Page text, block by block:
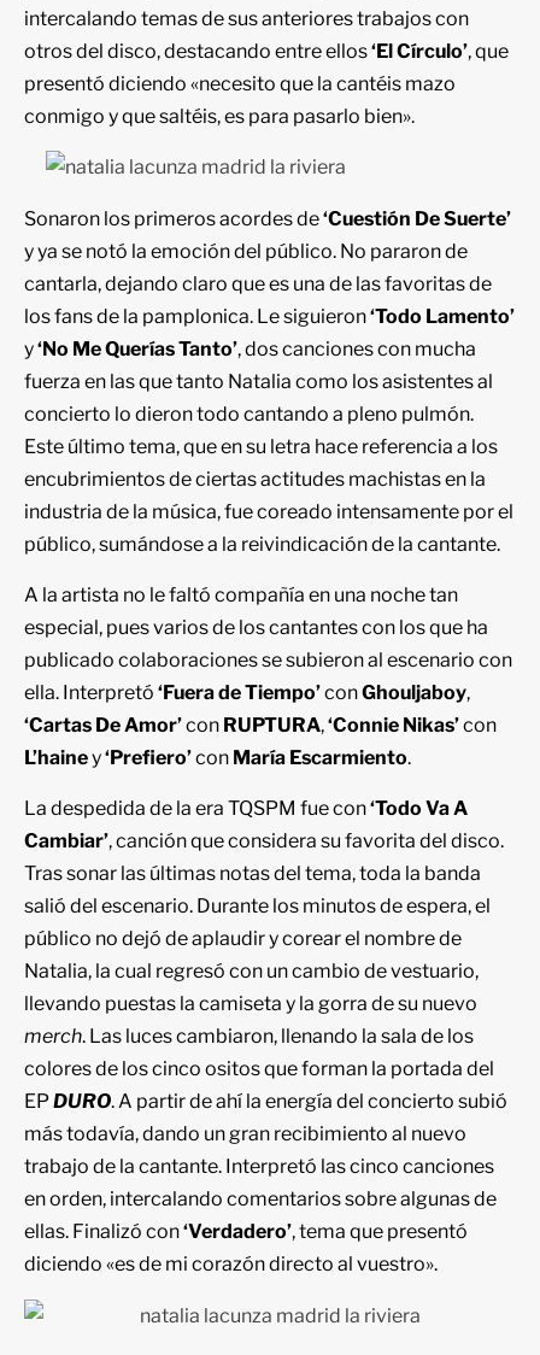
intercalando temas de sus anteriores trabajos con
otros del disco, destacando entre ellos‘El Círculo’, que
presentó diciendo «necesito que la cantéis mazo
conmigo y que saltéis, es para pasarlo bien».
Sonaron los primeros acordes de‘Cuestión De Suerte’
y ya se notó la emoción del público. No pararon de
cantarla, dejando claro que es una de las favoritas de
los fans de la pamplonica. Le siguieron‘Todo Lamento’
y‘No Me Querías Tanto’, dos canciones con mucha
fuerza en las que tanto Natalia como los asistentes al
concierto lo dieron todo cantando a pleno pulmón.
Este último tema, que en su letra hace referencia a los
encubrimientos de ciertas actitudes machistas en la
industria de la música, fue coreado intensamente por el
público, sumándose a la reivindicación de la cantante.
A la artista no le faltó compañía en una noche tan
especial, pues varios de los cantantes con los que ha
publicado colaboraciones se subieron al escenario con
ella. Interpretó ‘Fuera de Tiempo’conGhouljaboy,
‘Cartas De Amor’con RUPTURA,‘Connie Nikas’con
L’hainey‘Prefiero’con María Escarmiento.
La despedida de la era TQSPM fue con‘Todo Va A
Cambiar’, canción que considera su favorita del disco.
Tras sonar las últimas notas del tema, toda la banda
salió del escenario. Durante los minutos de espera, el
público no dejó de aplaudir y corear el nombre de
Natalia, la cual regresó con un cambio de vestuario,
llevando puestas la camiseta y la gorra de su nuevo
merch. Las luces cambiaron, llenando la sala de los
colores de los cinco ositos que forman la portada del
EPDURO. A partir de ahí la energía del concierto subió
más todavía, dando un gran recibimiento al nuevo
trabajo de la cantante. Interpretó las cinco canciones
en orden, intercalando comentarios sobre algunas de
ellas. Finalizó con‘Verdadero’, tema que presentó
diciendo «es de mi corazón directo al vuestro».